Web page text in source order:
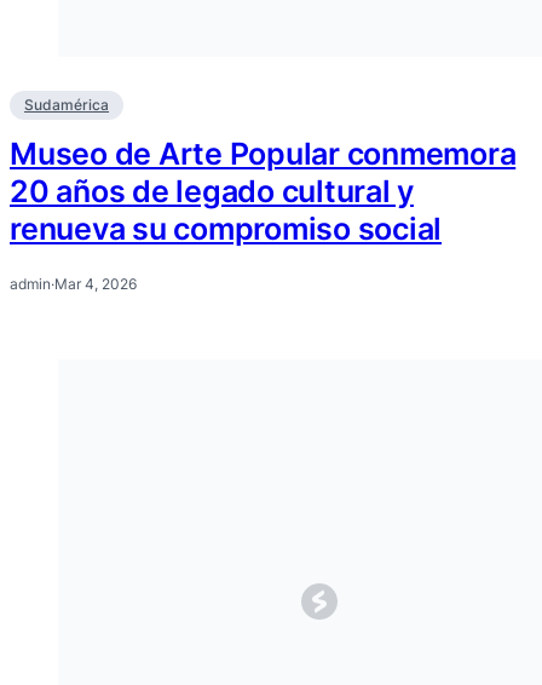
Sudamérica
Museo de Arte Popular conmemora
20 años de legado cultural y
renueva su compromiso social
admin·Mar 4, 2026